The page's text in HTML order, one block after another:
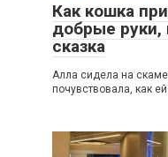
Как кошка
добрые руки,
сказка
Алла сидела на
почувствовала, как